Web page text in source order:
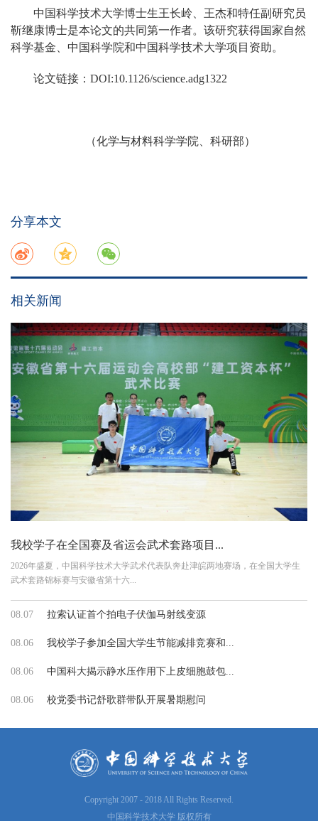
中国科学技术大学博士生王长岭、王杰和特任副研究员
靳继康博士是本论文的共同第一作者。该研究获得国家自然
科学基金、中国科学院和中国科学技术大学项目资助。
论文链接：DOI:10.1126/science.adg1322
（化学与材料科学学院、科研部）
分享本文
相关新闻
我校学子在全国赛及省运会武术套路项目...
2026年盛夏，中国科学技术大学武术代表队奔赴津皖两地赛场，在全国大学生
武术套路锦标赛与安徽省第十六...
08.07 拉索认证首个拍电子伏伽马射线变源
08.06 我校学子参加全国大学生节能减排竞赛和...
08.06 中国科大揭示静水压作用下上皮细胞鼓包...
08.06 校党委书记舒歌群带队开展暑期慰问
Copyright 2007 - 2018 All Rights Reserved.
中国科学技术大学 版权所有